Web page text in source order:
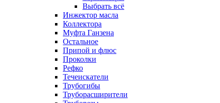
Выбрать всё
Инжектор масла
Коллектора
Муфта Ганзена
Остальное
Припой и флюс
Проколки
Рефко
Течеискатели
Трубогибы
Труборасширители